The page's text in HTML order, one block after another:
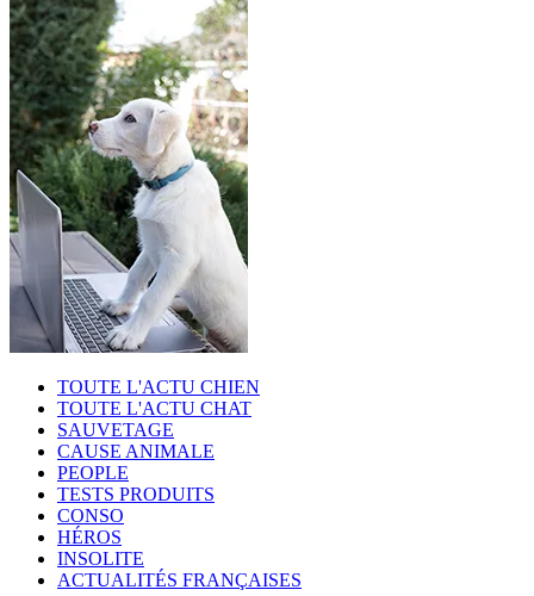
TOUTE L'ACTU CHIEN
TOUTE L'ACTU CHAT
SAUVETAGE
CAUSE ANIMALE
PEOPLE
TESTS PRODUITS
CONSO
HÉROS
INSOLITE
ACTUALITÉS FRANÇAISES